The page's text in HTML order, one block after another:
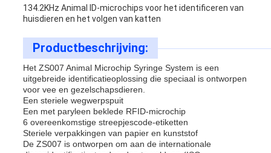
134.2KHz Animal ID-microchips voor het identificeren van
huisdieren en het volgen van katten
Productbeschrijving:
Het ZS007 Animal Microchip Syringe System is een
uitgebreide identificatieoplossing die speciaal is ontworpen
voor vee en gezelschapsdieren.
Een steriele wegwerpspuit
Een met paryleen beklede RFID-microchip
6 overeenkomstige streepjescode-etiketten
Steriele verpakkingen van papier en kunststof
De ZS007 is ontworpen om aan de internationale